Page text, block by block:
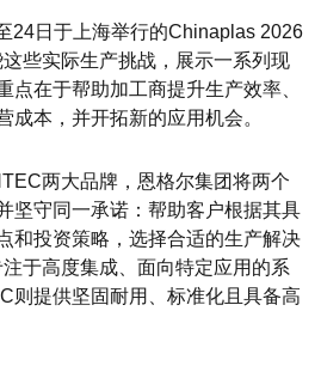
24日于上海举行的Chinaplas 2026
这些实际生产挑战，展示一系列现
点在于帮助加工商提升生产效率、
成本，并开拓新的应用机会。
两大品牌，恩格尔集团将两个
坚守同一承诺：帮助客户根据其具
和投资策略，选择合适的生产解决
于高度集成、面向特定应用的系
则提供坚固耐用、标准化且具备高